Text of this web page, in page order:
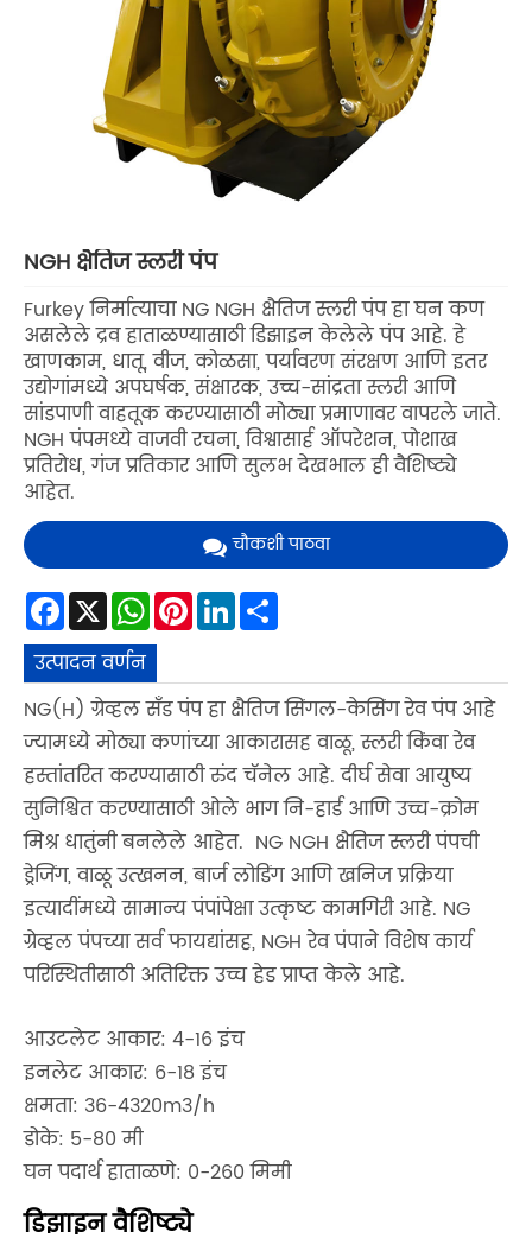
NGH क्षैतिज स्लरी पंप
Furkey निर्मात्याचा NG NGH क्षैतिज स्लरी पंप हा घन कण
असलेले द्रव हाताळण्यासाठी डिझाइन केलेले पंप आहे. हे
खाणकाम, धातू, वीज, कोळसा, पर्यावरण संरक्षण आणि इतर
उद्योगांमध्ये अपघर्षक, संक्षारक, उच्च-सांद्रता स्लरी आणि
सांडपाणी वाहतूक करण्यासाठी मोठ्या प्रमाणावर वापरले जाते.
NGH पंपमध्ये वाजवी रचना, विश्वासार्ह ऑपरेशन, पोशाख
प्रतिरोध, गंज प्रतिकार आणि सुलभ देखभाल ही वैशिष्ट्ये
आहेत.
चौकशी पाठवा
Facebook
X WhatsApp
Pinterest
LinkedIn
उत्पादन वर्णन
NG(H) ग्रेव्हल सँड पंप हा क्षैतिज सिंगल-केसिंग रेव पंप आहे
ज्यामध्ये मोठ्या कणांच्या आकारासह वाळू, स्लरी किंवा रेव
हस्तांतरित करण्यासाठी रुंद चॅनेल आहे. दीर्घ सेवा आयुष्य
सुनिश्चित करण्यासाठी ओले भाग नि-हार्ड आणि उच्च-क्रोम
मिश्र धातुंनी बनलेले आहेत. NG NGH क्षैतिज स्लरी पंपची
ड्रेजिंग, वाळू उत्खनन, बार्ज लोडिंग आणि खनिज प्रक्रिया
इत्यादींमध्ये सामान्य पंपांपेक्षा उत्कृष्ट कामगिरी आहे. NG
ग्रेव्हल पंपच्या सर्व फायद्यांसह, NGH रेव पंपाने विशेष कार्य
परिस्थितीसाठी अतिरिक्त उच्च हेड प्राप्त केले आहे.
आउटलेट आकार: 4-16 इंच
इनलेट आकार: 6-18 इंच
क्षमता: 36-4320m3/h
डोके: 5-80 मी
घन पदार्थ हाताळणे: 0-260 मिमी
डिझाइन वैशिष्ट्ये